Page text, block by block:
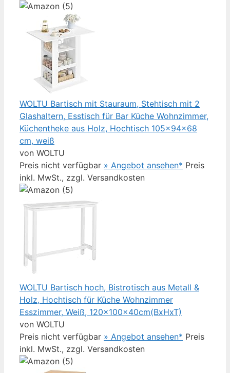
WOLTU Bartisch mit Stauraum, Stehtisch mit 2
Glashaltern, Esstisch für Bar Küche Wohnzimmer,
Küchentheke aus Holz, Hochtisch 105x94x68
cm, weiß
von WOLTU
Preis nicht verfügbar » Angebot ansehen* Preis
inkl. MwSt., zzgl. Versandkosten
WOLTU Bartisch hoch, Bistrotisch aus Metall &
Holz, Hochtisch für Küche Wohnzimmer
Esszimmer, Weiß, 120x100x40cm(BxHxT)
von WOLTU
Preis nicht verfügbar » Angebot ansehen* Preis
inkl. MwSt., zzgl. Versandkosten